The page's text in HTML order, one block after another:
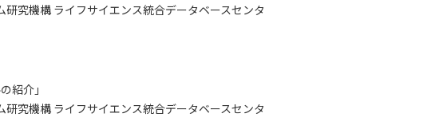
研究機構 ライフサイエンス統合データベースセンタ
紹介」
研究機構 ライフサイエンス統合データベースセンタ